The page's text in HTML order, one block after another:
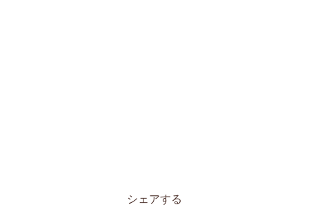
シェアする